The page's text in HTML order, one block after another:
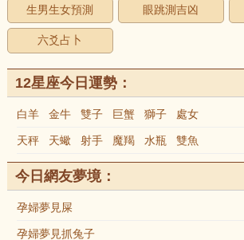
生男生女預測 眼跳測吉凶
六爻占卜
12星座今日運勢：
白羊 金牛 雙子 巨蟹 獅子 處女
天秤 天蠍 射手 魔羯 水瓶 雙魚
今日網友夢境：
孕婦夢見屎
孕婦夢見抓兔子